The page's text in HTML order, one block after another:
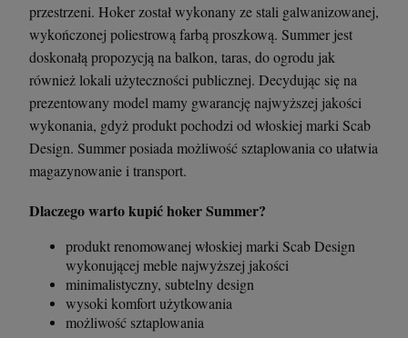
przestrzeni. Hoker został wykonany ze stali galwanizowanej,
wykończonej poliestrową farbą proszkową. Summer jest
doskonałą propozycją na balkon, taras, do ogrodu jak
również lokali użyteczności publicznej. Decydując się na
prezentowany model mamy gwarancję najwyższej jakości
wykonania, gdyż produkt pochodzi od włoskiej marki Scab
Design. Summer posiada możliwość sztaplowania co ułatwia
magazynowanie i transport.
Dlaczego warto kupić hoker Summer?
produkt renomowanej włoskiej marki Scab Design
wykonującej meble najwyższej jakości
minimalistyczny, subtelny design
wysoki komfort użytkowania
możliwość sztaplowania